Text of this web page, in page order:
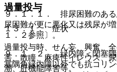
過量投与
１３．１． 症状
過量投与時、せん妄、興奮、
害、散瞳、麻痺性イレウス、
潮、肝機能障害等。
９．１．１． 排尿困難のあ
尿困難が更に悪化又は残尿が
１．２参照〕。
９．１．２． 緑内障＜閉塞
塞隅角緑内障以外でも抗コリ